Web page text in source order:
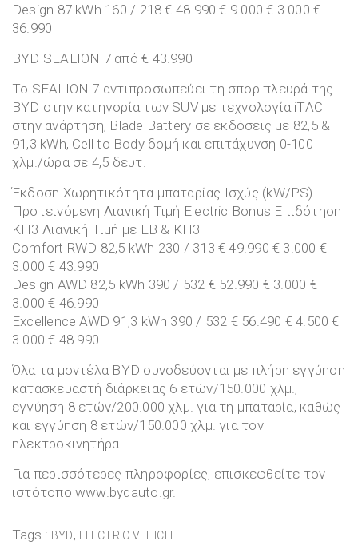
Design 87 kWh 160 / 218 € 48.990 € 9.000 € 3.000 €
36.990
BYD SEALION 7 από € 43.990
Το SEALION 7 αντιπροσωπεύει τη σπορ πλευρά της
BYD στην κατηγορία των SUV με τεχνολογία iTAC
στην ανάρτηση, Blade Battery σε εκδόσεις με 82,5 &
91,3 kWh, Cell to Body δομή και επιτάχυνση 0-100
χλμ./ώρα σε 4,5 δευτ.
Έκδοση Χωρητικότητα μπαταρίας Ισχύς (kW/PS)
Προτεινόμενη Λιανική Τιμή Electric Bonus Επιδότηση
ΚΗ3 Λιανική Τιμή με EB & ΚΗ3
Comfort RWD 82,5 kWh 230 / 313 € 49.990 € 3.000 €
3.000 € 43.990
Design AWD 82,5 kWh 390 / 532 € 52.990 € 3.000 €
3.000 € 46.990
Excellence AWD 91,3 kWh 390 / 532 € 56.490 € 4.500 €
3.000 € 48.990
Όλα τα μοντέλα BYD συνοδεύονται με πλήρη εγγύηση
κατασκευαστή διάρκειας 6 ετών/150.000 χλμ.,
εγγύηση 8 ετών/200.000 χλμ. για τη μπαταρία, καθώς
και εγγύηση 8 ετών/150.000 χλμ. για τον
ηλεκτροκινητήρα.
Για περισσότερες πληροφορίες, επισκεφθείτε τον
ιστότοπο www.bydauto.gr.
Tags : BYD, ELECTRIC VEHICLE